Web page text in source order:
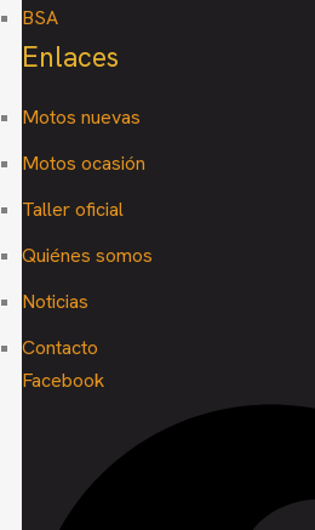
BSA
Enlaces
Motos nuevas
Motos ocasión
Taller oficial
Quiénes somos
Noticias
Contacto
Facebook